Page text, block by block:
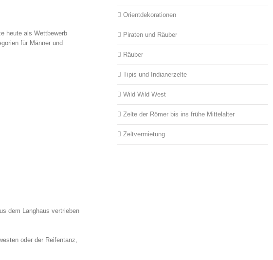
heute als Wettbewerb
für Männer und
dem Langhaus vertrieben
oder der Reifentanz,
Orientdekorationen
Piraten und Räuber
Räuber
Tipis und Indianerzelte
Wild Wild West
Zelte der Römer bis ins frühe Mittelalter
Zeltvermietung